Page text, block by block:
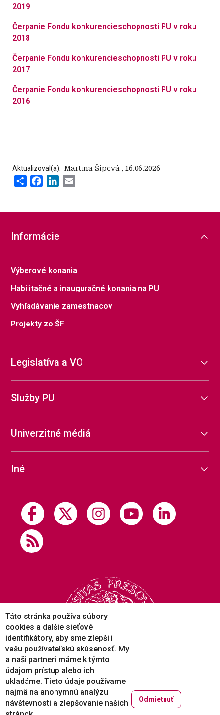
2019
Čerpanie Fondu konkurencieschopnosti PU v roku
2018
Čerpanie Fondu konkurencieschopnosti PU v roku
2017
Čerpanie Fondu konkurencieschopnosti PU v roku
2016
Aktualizoval(a): ‍ Martina Šipová , 16.06.2026
Share FacebookLinkedIn
Informácie
Výberové konania
Habilitačné a inauguračné konania na PU
Vyhľadávanie zamestnacov
Projekty zo ŠF
Legislatíva a VO
Služby PU
Univerzitné médiá
Iné
Copyright © 2005-2026
Táto stránka používa súbory
cookies a dalšie sieťové
identifikátory, aby sme zlepšili
vašu používateľskú skúsenosť. My
a naši partneri máme k týmto
údajom prístup alebo ich
ukladáme. Tieto údaje používame
najmä na anonymnú analýzu
návštevnosti a zlepšovanie našich
Odmietnuť